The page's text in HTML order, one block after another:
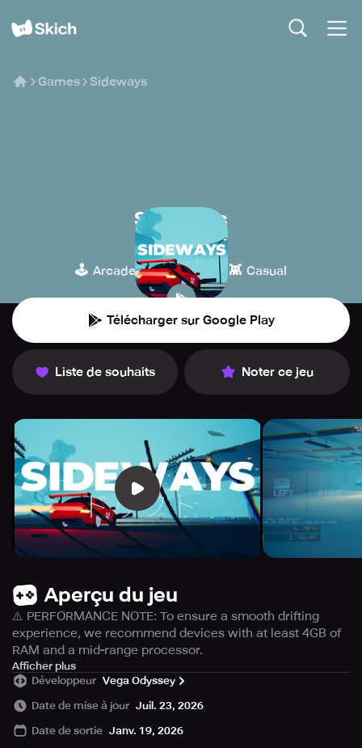
Games Sideways
Sideways
Vega Odyssey
🕹️ Arcade 🏁 Course 👾 Casual
Télécharger sur Google Play
Liste de souhaits Noter ce jeu
Aperçu du jeu
⚠️ PERFORMANCE NOTE: To ensure a smooth drifting
experience, we recommend devices with at least 4GB of
RAM and a mid-range processor.
You may experience lag or crashes on devices with lower
specs.
the perfect line. The world of drifting awaits you.
Afficher plus
Développeur Vega Odyssey
Date de mise à jour Juil. 23, 2026
Date de sortie Janv. 19, 2026